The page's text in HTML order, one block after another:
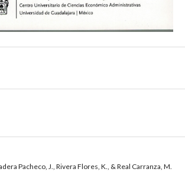
Pacheco, J., Rivera Flores, K., & Real Carranza, M.